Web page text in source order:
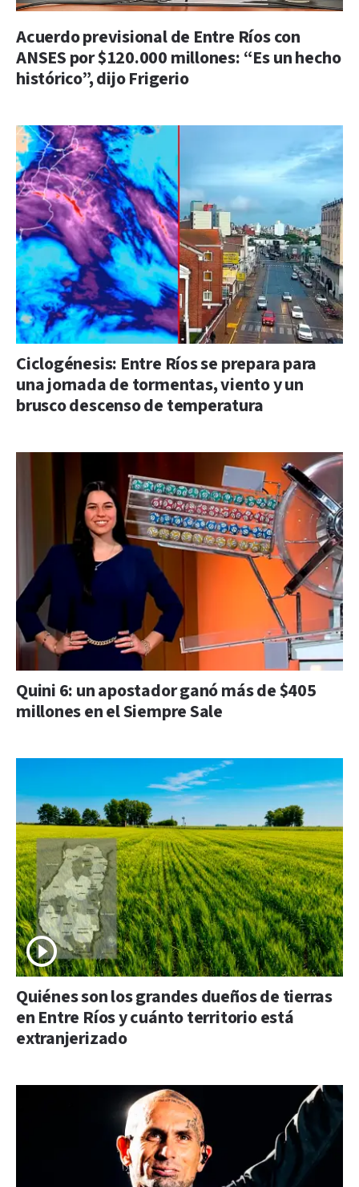
Acuerdo previsional de Entre Ríos con
ANSES por $120.000 millones: “Es un hecho
histórico”, dijo Frigerio
Ciclogénesis: Entre Ríos se prepara para
una jornada de tormentas, viento y un
brusco descenso de temperatura
Quini 6: un apostador ganó más de $405
millones en el Siempre Sale
Quiénes son los grandes dueños de tierras
en Entre Ríos y cuánto territorio está
extranjerizado